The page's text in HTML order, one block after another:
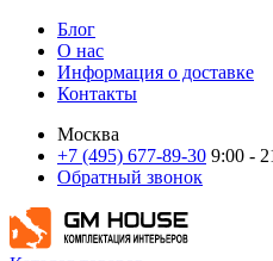
Блог
О нас
Информация о доставке
Контакты
Москва
+7 (495) 677-89-30 9:00 -
Обратный звонок